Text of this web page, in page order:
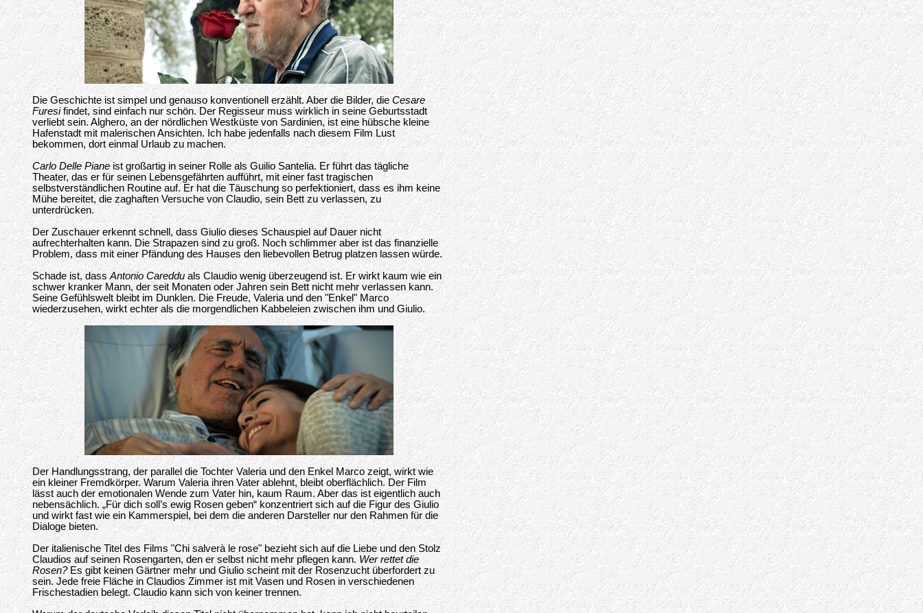
Die Geschichte ist simpel und genauso konventionell erzählt. Aber die Bilder, die Cesare
Furesifindet, sind einfach nur schön. Der Regisseur muss wirklich in seine Geburtsstadt
verliebt sein. Alghero, an der nördlichen Westküste von Sardinien, ist eine hübsche kleine
Hafenstadt mit malerischen Ansichten. Ich habe jedenfalls nach diesem Film Lust
bekommen, dort einmal Urlaub zu machen.
Carlo Delle Piane ist großartig in seiner Rolle als Guilio Santelia. Er führt das tägliche
Theater, das er für seinen Lebensgefährten aufführt, mit einer fast tragischen
selbstverständlichen Routine auf. Er hat die Täuschung so perfektioniert, dass es ihm keine
Mühe bereitet, die zaghaften Versuche von Claudio, sein Bett zu verlassen, zu
unterdrücken.
Der Zuschauer erkennt schnell, dass Giulio dieses Schauspiel auf Dauer nicht
aufrechterhalten kann. Die Strapazen sind zu groß. Noch schlimmer aber ist das finanzielle
Problem, dass mit einer Pfändung des Hauses den liebevollen Betrug platzen lassen würde.
Schade ist, dassAntonio Caredduals Claudio wenig überzeugend ist. Er wirkt kaum wie ein
schwer kranker Mann, der seit Monaten oder Jahren sein Bett nicht mehr verlassen kann.
Seine Gefühlswelt bleibt im Dunklen. Die Freude, Valeria und den "Enkel" Marco
wiederzusehen, wirkt echter als die morgendlichen Kabbeleien zwischen ihm und Giulio.
Der Handlungsstrang, der parallel die Tochter Valeria und den Enkel Marco zeigt, wirkt wie
ein kleiner Fremdkörper. Warum Valeria ihren Vater ablehnt, bleibt oberflächlich. Der Film
lässt auch der emotionalen Wende zum Vater hin, kaum Raum. Aber das ist eigentlich auch
nebensächlich. „Für dich soll’s ewig Rosen geben“ konzentriert sich auf die Figur des Giulio
und wirkt fast wie ein Kammerspiel, bei dem die anderen Darsteller nur den Rahmen für die
Dialoge bieten.
Der italienische Titel des Films "Chi salverà le rose" bezieht sich auf die Liebe und den Stolz
Claudios auf seinen Rosengarten, den er selbst nicht mehr pflegen kann. Wer rettet die
Rosen?Es gibt keinen Gärtner mehr und Giulio scheint mit der Rosenzucht überfordert zu
sein. Jede freie Fläche in Claudios Zimmer ist mit Vasen und Rosen in verschiedenen
Frischestadien belegt. Claudio kann sich von keiner trennen.